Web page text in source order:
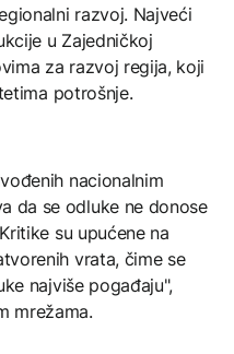
razvoj. Najveći
u Zajedničkoj
za razvoj regija, koji
potrošnje.
nacionalnim
da se odluke ne donose
su upućene na
vrata, čime se
najviše pogađaju",
mrežama.